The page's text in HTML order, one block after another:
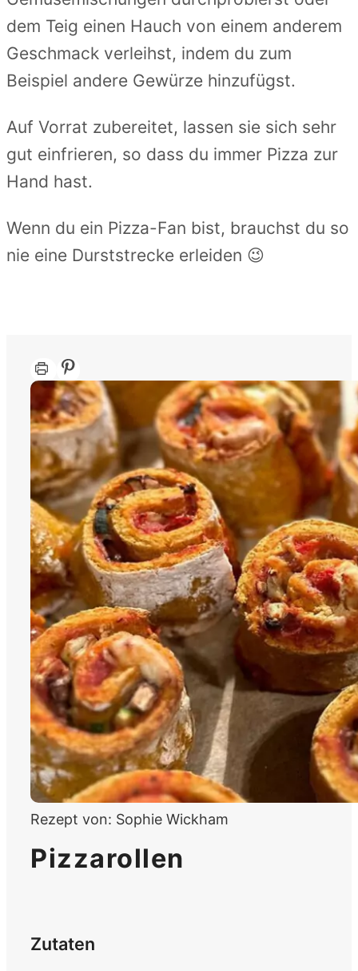
dem Teig einen Hauch von einem anderem
Geschmack verleihst, indem du zum
Beispiel andere Gewürze hinzufügst.
Auf Vorrat zubereitet, lassen sie sich sehr
gut einfrieren, so dass du immer Pizza zur
Hand hast.
Wenn du ein Pizza-Fan bist, brauchst du so
nie eine Durststrecke erleiden 😉
Rezept von: Sophie Wickham
Pizzarollen
Zutaten